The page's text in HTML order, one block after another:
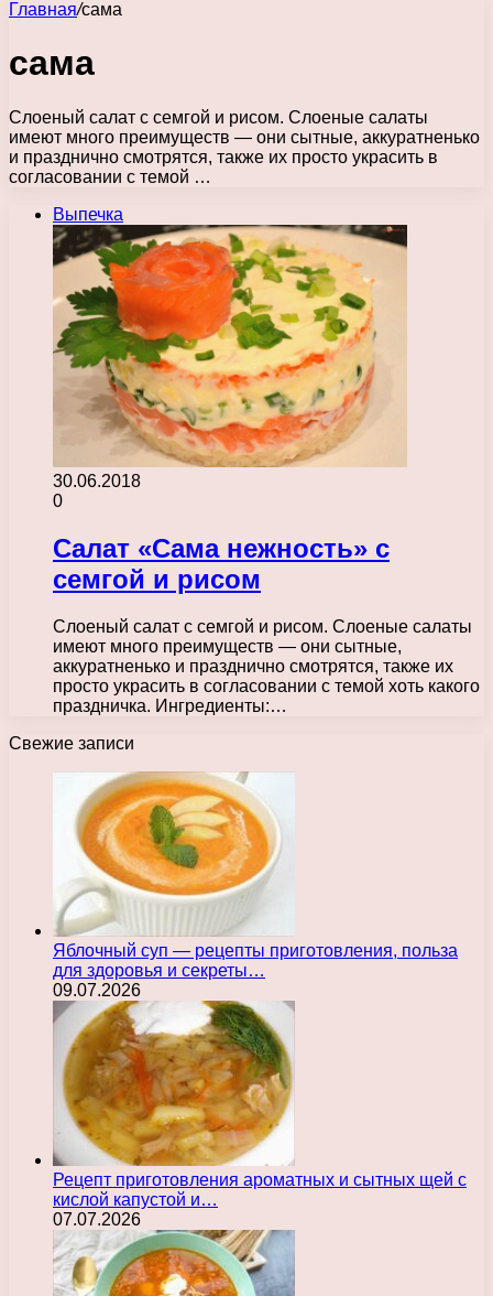
Главная/сама
сама
Слоеный салат с семгой и рисом. Слоеные салаты
имеют много преимуществ — они сытные, аккуратненько
и празднично смотрятся, также их просто украсить в
согласовании с темой …
Выпечка
30.06.2018
0
Салат «Сама нежность» с
семгой и рисом
Слоеный салат с семгой и рисом. Слоеные салаты
имеют много преимуществ — они сытные,
аккуратненько и празднично смотрятся, также их
просто украсить в согласовании с темой хоть какого
праздничка. Ингредиенты:…
Свежие записи
Яблочный суп — рецепты приготовления, польза
для здоровья и секреты…
09.07.2026
Рецепт приготовления ароматных и сытных щей с
кислой капустой и…
07.07.2026